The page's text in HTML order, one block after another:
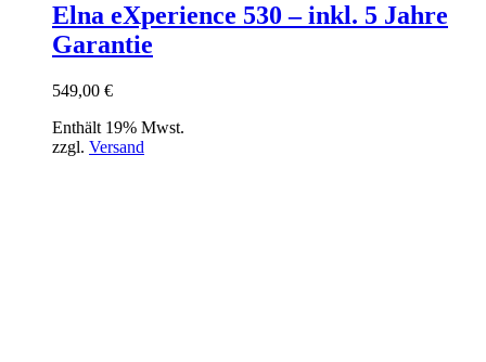
Elna eXperience 530 – inkl. 5 Jahre
Garantie
549,00 €
Enthält 19% Mwst.
zzgl. Versand